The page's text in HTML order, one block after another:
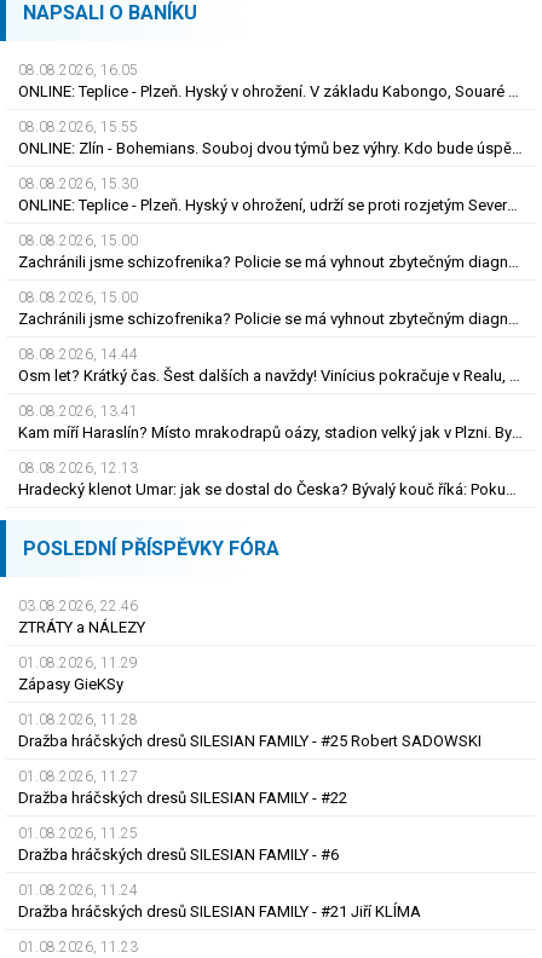
NAPSALI O BANÍKU
08.08.2026, 16.05
ONLINE: Teplice - Plzeň. Hyský v ohrožení. V základu Kabongo, Souaré či Doski
08.08.2026, 15.55
ONLINE: Zlín - Bohemians. Souboj dvou týmů bez výhry. Kdo bude úspěšnější?
08.08.2026, 15.30
ONLINE: Teplice - Plzeň. Hyský v ohrožení, udrží se proti rozjetým Severočechům?
08.08.2026, 15.00
Zachránili jsme schizofrenika? Policie se má vyhnout zbytečným diagnózám
08.08.2026, 15.00
Zachránili jsme schizofrenika? Policie se má vyhnout zbytečným diagnózám
08.08.2026, 14.44
Osm let? Krátký čas. Šest dalších a navždy! Vinícius pokračuje v Realu, za 25 milionů eur
08.08.2026, 13.41
Kam míří Haraslín? Místo mrakodrapů oázy, stadion velký jak v Plzni. Byl by největší hvězdou
08.08.2026, 12.13
Hradecký klenot Umar: jak se dostal do Česka? Bývalý kouč říká: Pokud nezblbne...
POSLEDNÍ PŘÍSPĚVKY FÓRA
03.08.2026, 22.46
ZTRÁTY a NÁLEZY
01.08.2026, 11.29
Zápasy GieKSy
01.08.2026, 11.28
Dražba hráčských dresů SILESIAN FAMILY - #25 Robert SADOWSKI
01.08.2026, 11.27
Dražba hráčských dresů SILESIAN FAMILY - #22
01.08.2026, 11.25
Dražba hráčských dresů SILESIAN FAMILY - #6
01.08.2026, 11.24
Dražba hráčských dresů SILESIAN FAMILY - #21 Jiří KLÍMA
01.08.2026, 11.23